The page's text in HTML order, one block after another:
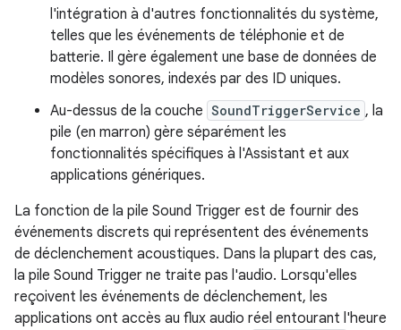
l'intégration à d'autres fonctionnalités du système,
telles que les événements de téléphonie et de
batterie. Il gère également une base de données de
modèles sonores, indexés par des ID uniques.
Au-dessus de la couche SoundTriggerService , la
pile (en marron) gère séparément les
fonctionnalités spécifiques à l'Assistant et aux
applications génériques.
La fonction de la pile Sound Trigger est de fournir des
événements discrets qui représentent des événements
de déclenchement acoustiques. Dans la plupart des cas,
la pile Sound Trigger ne traite pas l'audio. Lorsqu'elles
reçoivent les événements de déclenchement, les
applications ont accès au flux audio réel entourant l'heure